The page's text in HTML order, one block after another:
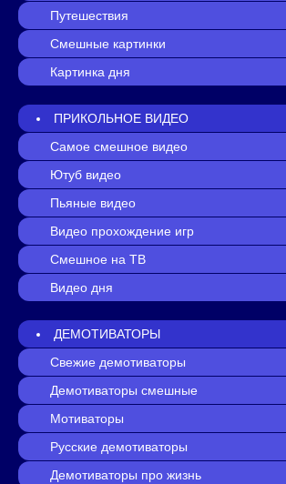
Путешествия
Смешные картинки
Картинка дня
ПРИКОЛЬНОЕ ВИДЕО
Самое смешное видео
Ютуб видео
Пьяные видео
Видео прохождение игр
Смешное на ТВ
Видео дня
ДЕМОТИВАТОРЫ
Свежие демотиваторы
Демотиваторы смешные
Мотиваторы
Русские демотиваторы
Демотиваторы про жизнь